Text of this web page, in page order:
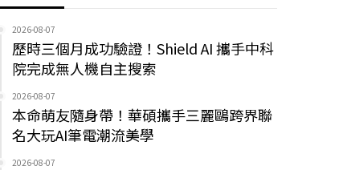
2026-08-07
歷時三個月成功驗證！Shield AI 攜手中科
院完成無人機自主搜索
2026-08-07
本命萌友隨身帶！華碩攜手三麗鷗跨界聯
名大玩AI筆電潮流美學
2026-08-07